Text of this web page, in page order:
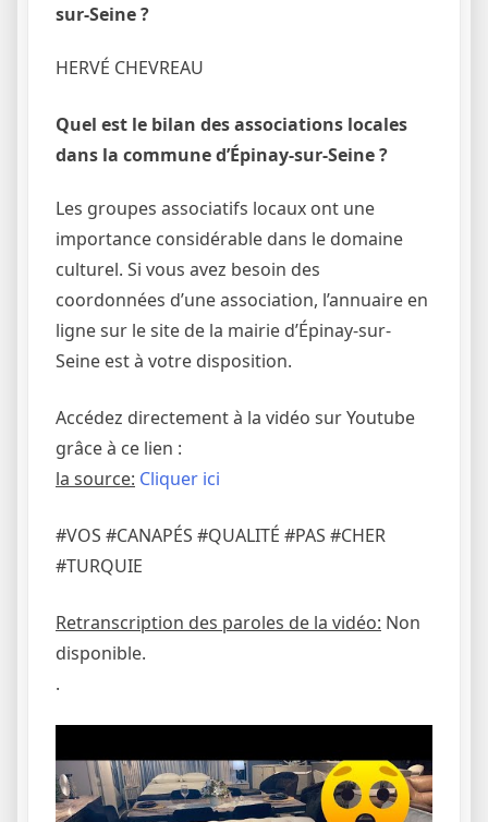
sur-Seine ?
HERVÉ CHEVREAU
Quel est le bilan des associations locales
dans la commune d’Épinay-sur-Seine ?
Les groupes associatifs locaux ont une
importance considérable dans le domaine
culturel. Si vous avez besoin des
coordonnées d’une association, l’annuaire en
ligne sur le site de la mairie d’Épinay-sur-
Seine est à votre disposition.
Accédez directement à la vidéo sur Youtube
grâce à ce lien :
la source: Cliquer ici
#VOS #CANAPÉS #QUALITÉ #PAS #CHER
#TURQUIE
Retranscription des paroles de la vidéo: Non
disponible.
.